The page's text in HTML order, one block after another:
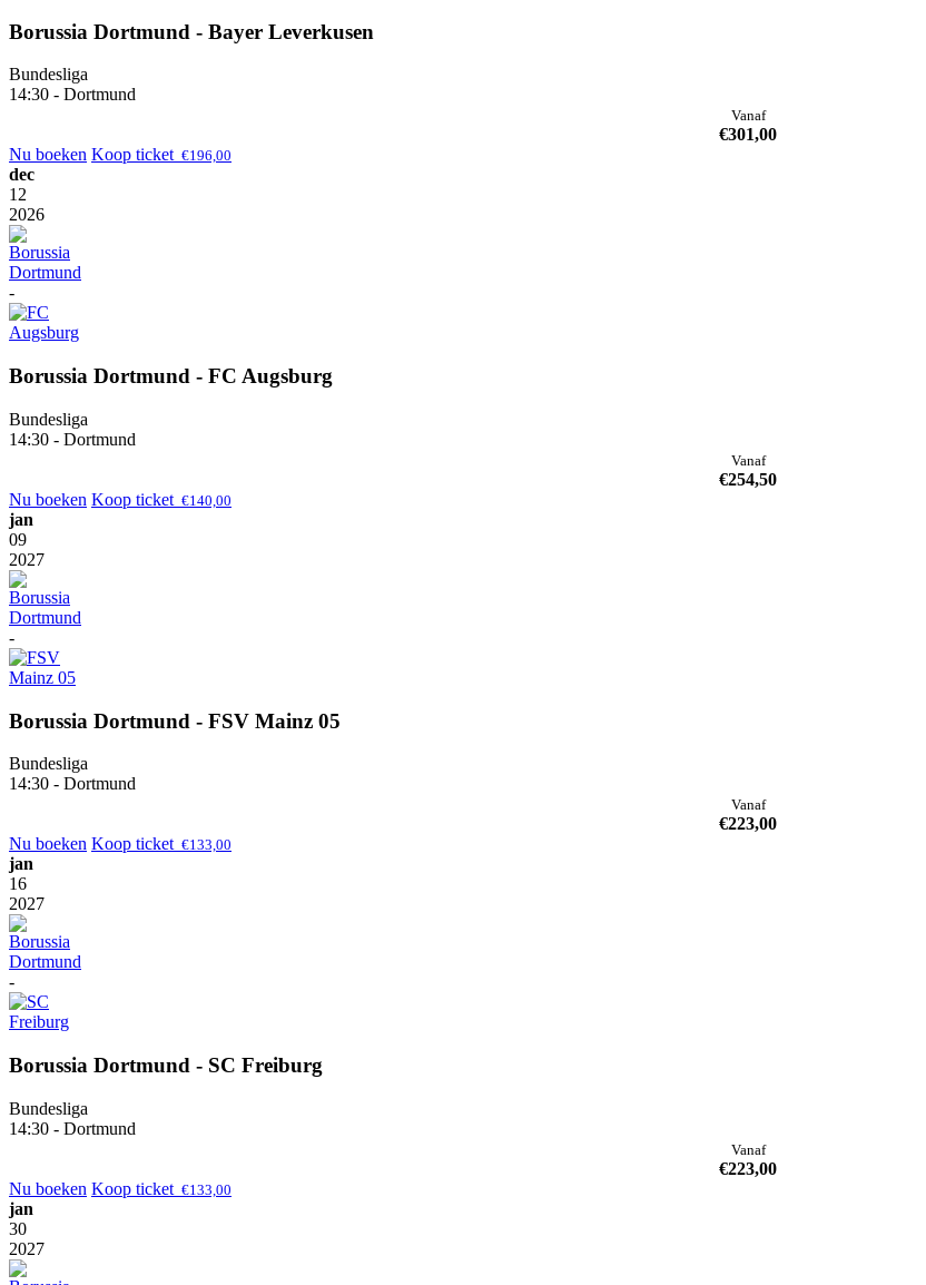
Borussia Dortmund - Bayer Leverkusen
Bundesliga
14:30 - Dortmund
Vanaf
€301,00
Nu boeken Koop ticket €196,00
dec
12
2026
-
Borussia Dortmund - FC Augsburg
Bundesliga
14:30 - Dortmund
Vanaf
€254,50
Nu boeken Koop ticket €140,00
jan
09
2027
-
Borussia Dortmund - FSV Mainz 05
Bundesliga
14:30 - Dortmund
Vanaf
€223,00
Nu boeken Koop ticket €133,00
jan
16
2027
-
Borussia Dortmund - SC Freiburg
Bundesliga
14:30 - Dortmund
Vanaf
€223,00
Nu boeken Koop ticket €133,00
jan
30
2027